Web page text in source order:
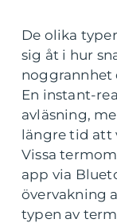
De olika
sig åt i hur
noggrannhet
En instant-
avläsning,
längre tid att
Vissa
app via
övervakning
typen av